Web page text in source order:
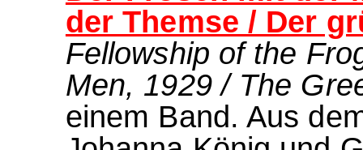
der Themse / Der
Fellowship of the
Men, 1929 / The
einem Band. Aus